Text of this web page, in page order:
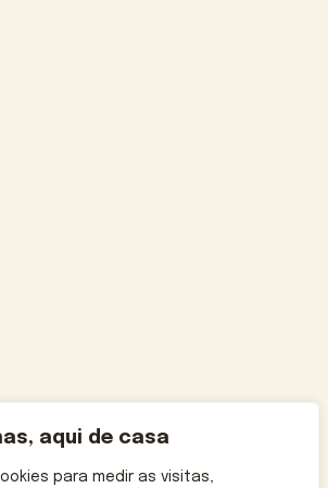
aqui de casa
para medir as visitas,